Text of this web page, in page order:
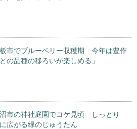
市でブルーベリー収穫期 今年は豊作
の品種の移ろいが楽しめる」
市の神社庭園でコケ見頃 しっとり
広がる緑のじゅうたん